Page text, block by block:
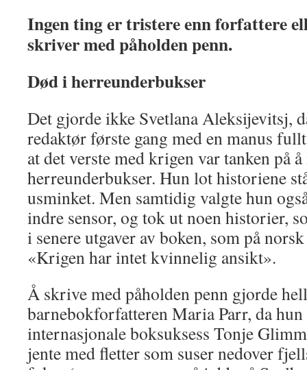
Ingen ting er tristere enn forfattere
skriver med påholden penn.
Død i herreunderbukser
Det gjorde ikke Svetlana Aleksijevitsj,
redaktør første gang med en manus
at det verste med krigen var tanken på
herreunderbukser. Hun lot historiene
usminket. Men samtidig valgte hun
indre sensor, og tok ut noen historier,
i senere utgaver av boken, som på
«Krigen har intet kvinnelig ansikt».
Å skrive med påholden penn gjorde
barnebokforfatteren Maria Parr, da hun
internasjonale boksuksess Tonje
jente med fletter som suser nedover